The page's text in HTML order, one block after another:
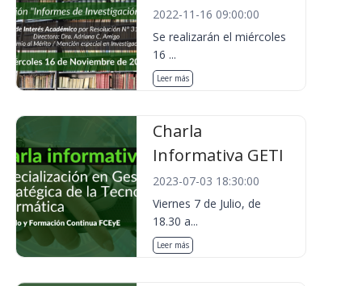
2022-11-16 09:00:00
Se realizarán el miércoles
16 ...
Leer más
Charla
Informativa GETI
2023-07-03 18:30:00
Viernes 7 de Julio, de
18.30 a...
Leer más